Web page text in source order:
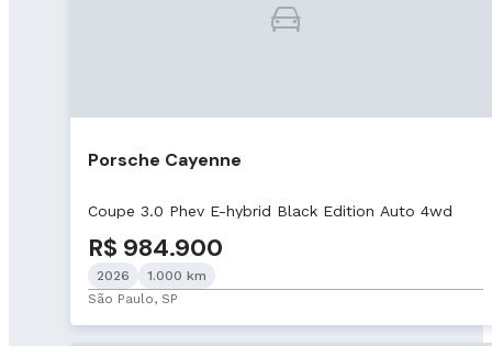
Porsche Cayenne
Coupe 3.0 Phev E-hybrid Black Edition Auto 4wd
R$ 984.900
2026
1.000 km
São Paulo, SP